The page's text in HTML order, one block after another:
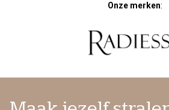
Onze merken: